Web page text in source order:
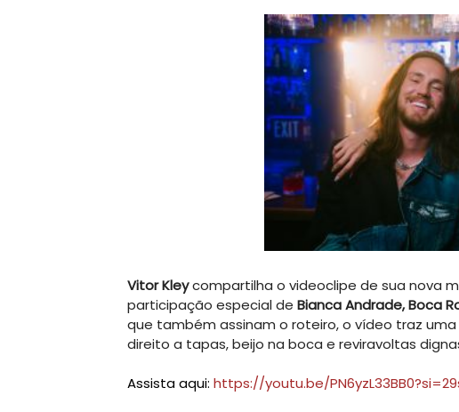
Vitor Kleycompartilha o videoclipe de sua nova
participação especial de Bianca Andrade, Boca
que também assinam o roteiro, o vídeo traz
direito a tapas, beijo na boca e reviravoltas
Assista aqui: https://youtu.be/